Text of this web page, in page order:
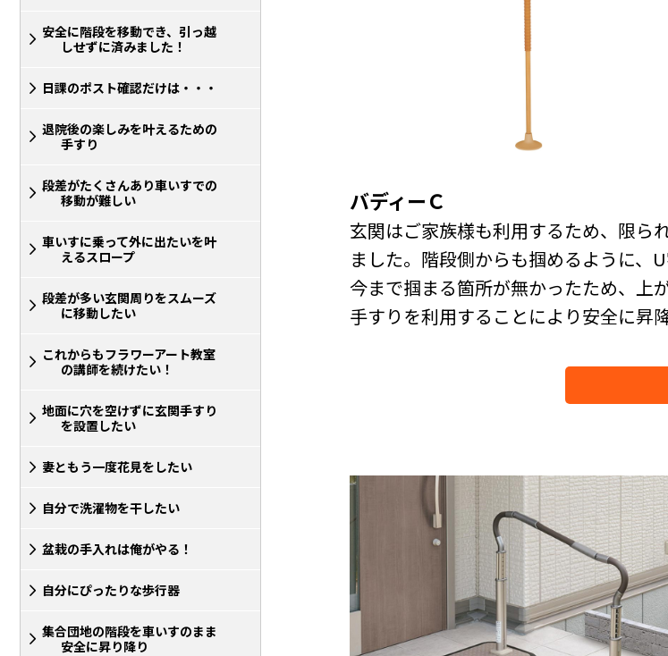
安全に階段を移動でき、引っ越
しせずに済みました！
日課のポスト確認だけは・・・
退院後の楽しみを叶えるための
手すり
段差がたくさんあり車いすでの
移動が難しい
車いすに乗って外に出たいを叶
えるスロープ
段差が多い玄関周りをスムーズ
に移動したい
これからもフラワーアート教室
の講師を続けたい！
地面に穴を空けずに玄関手すり
を設置したい
妻ともう一度花見をしたい
自分で洗濯物を干したい
盆栽の手入れは俺がやる！
自分にぴったりな歩行器
集合団地の階段を車いすのまま
安全に昇り降り
バディーＣ
玄関はご家族様も利用するため、限ら
ました。階段側からも掴めるように、
今まで掴まる箇所が無かったため、上
手すりを利用することにより安全に昇